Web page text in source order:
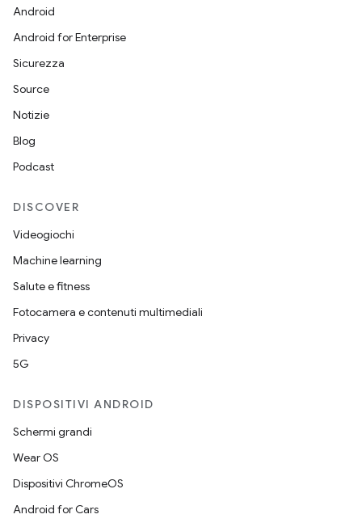
Android
Android for Enterprise
Sicurezza
Source
Notizie
Blog
Podcast
DISCOVER
Videogiochi
Machine learning
Salute e fitness
Fotocamera e contenuti multimediali
Privacy
5G
DISPOSITIVI ANDROID
Schermi grandi
Wear OS
Dispositivi ChromeOS
Android for Cars